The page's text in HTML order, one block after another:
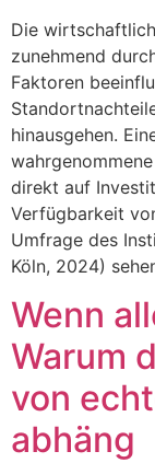
Die
zunehmend
Faktoren
hinausgehen.
direkt auf
Verfügbarkeit
Umfrage des
Köln, 2024)
Wenn
Warum
von
abhäng